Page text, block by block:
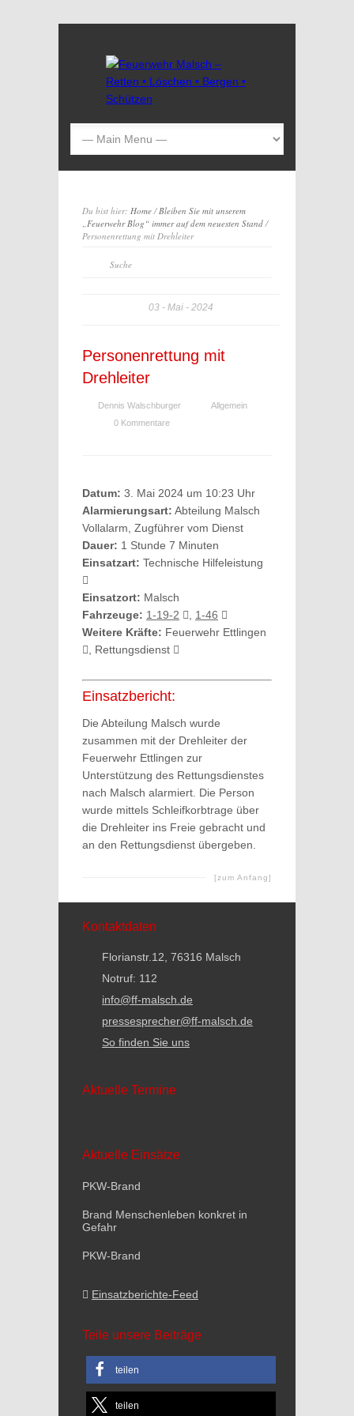
Du bist hier: Home/Bleiben Sie mit unserem
„Feuerwehr Blog“ immer auf dem neuesten Stand/
Personenrettung mit Drehleiter
03 Mai 2024
Personenrettung mit
Drehleiter
Dennis Walschburger
Allgemein
0 Kommentare
Datum: 3. Mai 2024 um 10:23 Uhr
Alarmierungsart: Abteilung Malsch
Vollalarm, Zugführer vom Dienst
Dauer: 1 Stunde 7 Minuten
Einsatzart: Technische Hilfeleistung
Einsatzort: Malsch
Fahrzeuge: 1-19-2
1-46
Weitere Kräfte: Feuerwehr Ettlingen
, Rettungsdienst
Einsatzbericht:
Die Abteilung Malsch wurde
zusammen mit der Drehleiter der
Feuerwehr Ettlingen zur
Unterstützung des Rettungsdienstes
nach Malsch alarmiert. Die Person
wurde mittels Schleifkorbtrage über
die Drehleiter ins Freie gebracht und
an den Rettungsdienst übergeben.
[zum Anfang]
Kontaktdaten
Florianstr.12, 76316 Malsch
Notruf: 112
info@ff-malsch.de
pressesprecher@ff-malsch.de
So finden Sie uns
Aktuelle Termine
Aktuelle Einsätze
PKW-Brand
Brand Menschenleben konkret in
Gefahr
PKW-Brand
Einsatzberichte-Feed
Teile unsere Beiträge
teilen
teilen